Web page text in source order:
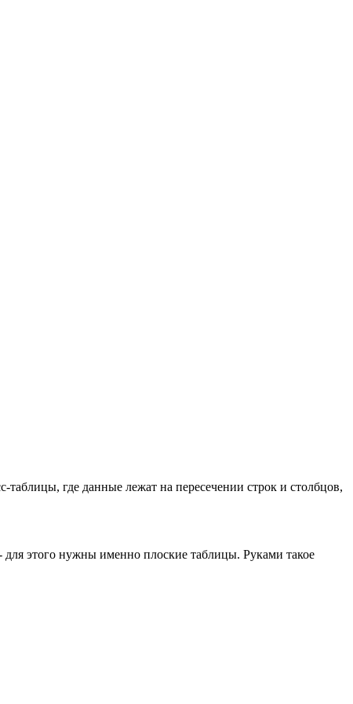
таблицы, где данные лежат на пересечении строк и столбцов,
для этого нужны именно плоские таблицы. Руками такое